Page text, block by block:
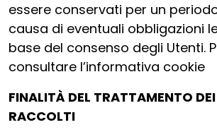
essere conservati per un
causa di eventuali obbligazioni
base del consenso degli Utenti.
consultare l’informativa cookie
FINALITÀ DEL TRATTAMENTO
RACCOLTI